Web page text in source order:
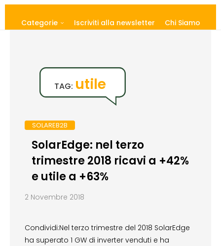
Categorie Iscriviti alla newsletter Chi Siamo
TAG: utile
SOLAREB2B
SolarEdge: nel terzo
trimestre 2018 ricavi a +42%
e utile a +63%
2 Novembre 2018
Condividi:Nel terzo trimestre del 2018 SolarEdge
ha superato 1 GW di inverter venduti e ha